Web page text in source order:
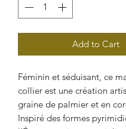
Add to Cart
Féminin et séduisant, ce
collier est une création
graine de palmier et en
Inspiré des formes